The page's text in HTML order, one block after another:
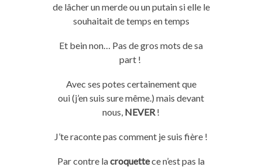
de lâcherunmerdeouunputainsi elle le
souhaitait detemps entemps
Et beinnon…
Pas de gros mots de sa
part !
Avec ses potes certainement que
oui(j’en suis sure même.) mais devant
nous, NEVER !
J’teraconte pas comment je suis fière !
Par contre lacroquettece n’est pas la